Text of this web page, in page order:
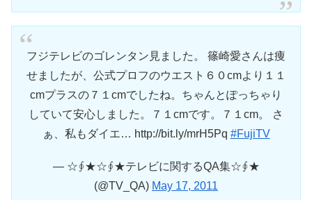
フジテレビのゴレンタン見ました。 篠崎愛さんは痩
せましたが、公式プロフのウエスト６０cmより１１
cmプラスの７１cmでしたね。ちゃんとぽっちゃり
していて安心しました。７１cmです。７１cm。 さ
ぁ、私もダイエ… http://bit.ly/mrH5Pq #FujiTV
— ☆∮★☆∮★テレビに関するQA集☆∮★
(@TV_QA) May 17, 2011